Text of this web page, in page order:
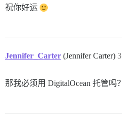
祝你好运
Jennifer_Carter (Jennifer Carter) 3
那我必须用 DigitalOcean 托管吗？